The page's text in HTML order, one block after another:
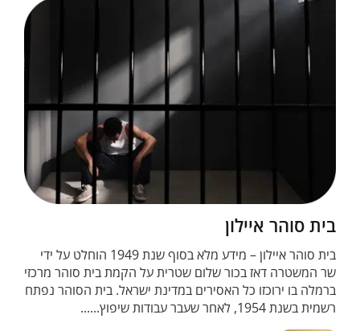
בית סוהר איילון
בית סוהר איילון – מידע מלא בסוף שנת 1949 הוחלט על ידי
שר המשטרה דאז בכור שלום שטרית על הקמת בית סוהר מרכזי
ברמלה בו ירוכזו כל האסירים במדינת ישראל. בית הסוהר נפתח
רשמית בשנת 1954, לאחר שעבר עבודות שיפוץ......